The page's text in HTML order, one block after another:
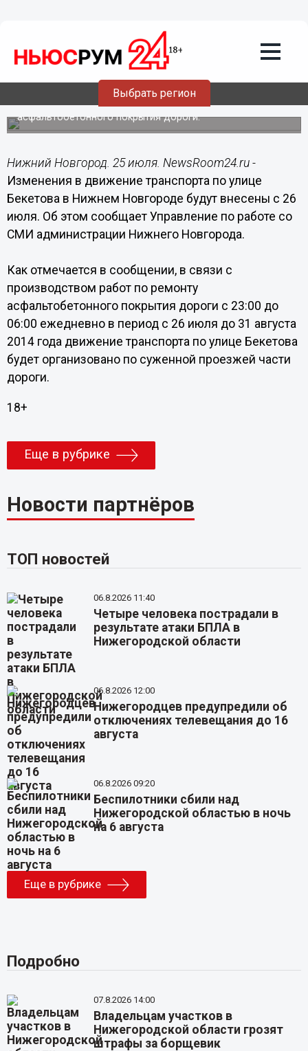
Выбрать регион
Изменения в движение транспорта по
улице Бекетова в Нижнем Новгороде
будут внесены с 26 июля
Будут проводиться работы по ремонту
асфальтобетонного покрытия дороги.
Нижний Новгород. 25 июля. NewsRoom24.ru -
Изменения в движение транспорта по улице
Бекетова в Нижнем Новгороде будут внесены с 26
июля. Об этом сообщает Управление по работе со
СМИ администрации Нижнего Новгорода.
Как отмечается в сообщении, в связи с
производством работ по ремонту
асфальтобетонного покрытия дороги с 23:00 до
06:00 ежедневно в период с 26 июля до 31 августа
2014 года движение транспорта по улице Бекетова
будет организовано по суженной проезжей части
дороги.
18+
Еще в рубрике
Новости партнёров
ТОП новостей
06.8.2026 11:40
Четыре человека пострадали в
результате атаки БПЛА в
Нижегородской области
06.8.2026 12:00
Нижегородцев предупредили об
отключениях телевещания до 16
августа
06.8.2026 09:20
Беспилотники сбили над
Нижегородской областью в ночь
на 6 августа
Еще в рубрике
Подробно
07.8.2026 14:00
Владельцам участков в
Нижегородской области грозят
штрафы за борщевик